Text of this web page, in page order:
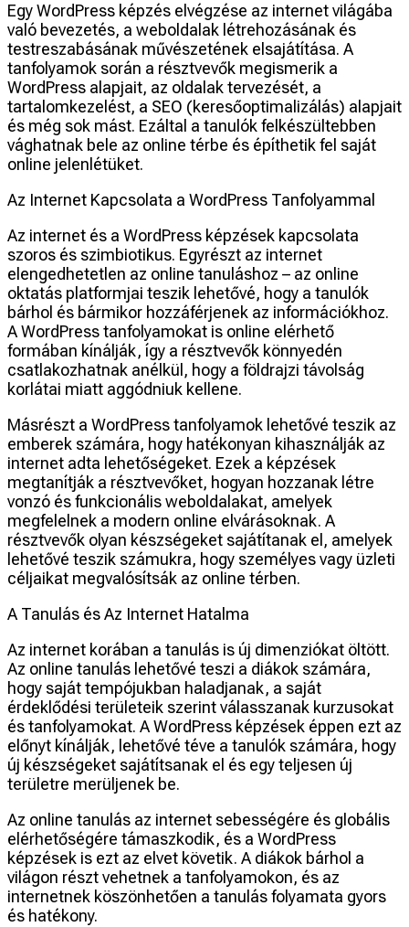
Egy WordPress képzés elvégzése az internet világába
való bevezetés, a weboldalak létrehozásának és
testreszabásának művészetének elsajátítása. A
tanfolyamok során a résztvevők megismerik a
WordPress alapjait, az oldalak tervezését, a
tartalomkezelést, a SEO (keresőoptimalizálás) alapjait
és még sok mást. Ezáltal a tanulók felkészültebben
vághatnak bele az online térbe és építhetik fel saját
online jelenlétüket.
Az Internet Kapcsolata a WordPress Tanfolyammal
Az internet és a WordPress képzések kapcsolata
szoros és szimbiotikus. Egyrészt az internet
elengedhetetlen az online tanuláshoz – az online
oktatás platformjai teszik lehetővé, hogy a tanulók
bárhol és bármikor hozzáférjenek az információkhoz.
A WordPress tanfolyamokat is online elérhető
formában kínálják, így a résztvevők könnyedén
csatlakozhatnak anélkül, hogy a földrajzi távolság
korlátai miatt aggódniuk kellene.
Másrészt a WordPress tanfolyamok lehetővé teszik az
emberek számára, hogy hatékonyan kihasználják az
internet adta lehetőségeket. Ezek a képzések
megtanítják a résztvevőket, hogyan hozzanak létre
vonzó és funkcionális weboldalakat, amelyek
megfelelnek a modern online elvárásoknak. A
résztvevők olyan készségeket sajátítanak el, amelyek
lehetővé teszik számukra, hogy személyes vagy üzleti
céljaikat megvalósítsák az online térben.
A Tanulás és Az Internet Hatalma
Az internet korában a tanulás is új dimenziókat öltött.
Az online tanulás lehetővé teszi a diákok számára,
hogy saját tempójukban haladjanak, a saját
érdeklődési területeik szerint válasszanak kurzusokat
és tanfolyamokat. A WordPress képzések éppen ezt az
előnyt kínálják, lehetővé téve a tanulók számára, hogy
új készségeket sajátítsanak el és egy teljesen új
területre merüljenek be.
Az online tanulás az internet sebességére és globális
elérhetőségére támaszkodik, és a WordPress
képzések is ezt az elvet követik. A diákok bárhol a
világon részt vehetnek a tanfolyamokon, és az
internetnek köszönhetően a tanulás folyamata gyors
és hatékony.